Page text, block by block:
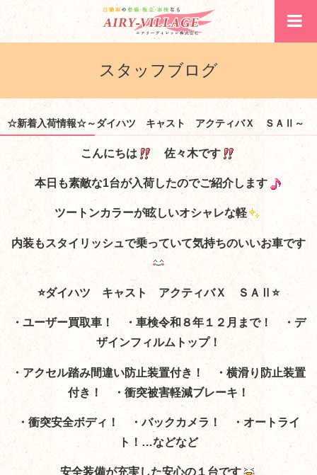
スタッフブログ
☆新着入荷情報☆～ダイハツ キャスト アクティバＸ ＳＡⅡ～
こんにちは 佐々木です
本日も素敵な1台が入荷したのでご紹介します
ツートンカラーが眩しいオシャレな軽
内装もスタイリッシュで乗っていて気持ちのいいお車です
⭐ダイハツ キャスト アクティバＸ ＳＡⅡ⭐
・ユーザー買取車！ ・車検令和８年１２月まで！ ・デ
ザインフィルムトップ！
・アクセル踏み間違い防止装置付き！ ・横滑り防止装置
付き！ ・衝突被害軽減ブレーキ！
・衝突安全ボディ！ ・バックカメラ！ ・オートライ
ト！…などなど
安全装備が充実した安心の１台です